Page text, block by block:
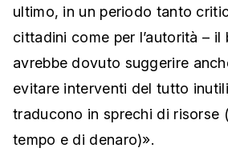
ultimo, in un periodo tanto
cittadini come per l’autorità – il
avrebbe dovuto suggerire
evitare interventi del tutto
traducono in sprechi di risorse
tempo e di denaro)».